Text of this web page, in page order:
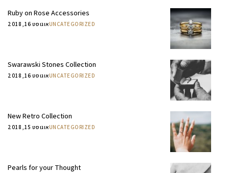
Ruby on Rose Accessories
UNCATEGORIZEDאוגוסט 16, 2018
Swarawski Stones Collection
UNCATEGORIZEDאוגוסט 16, 2018
New Retro Collection
UNCATEGORIZEDאוגוסט 15, 2018
Pearls for your Thought